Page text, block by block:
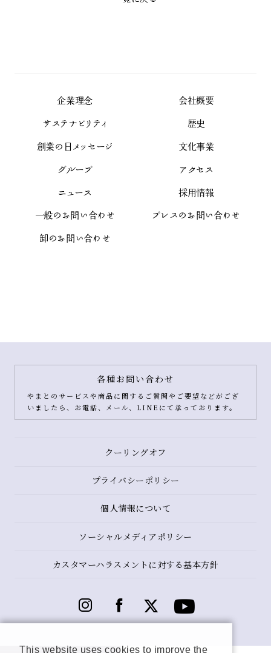
企業理念
会社概要
サステナビリティ
歴史
創業の日メッセージ
文化事業
グループ
アクセス
ニュース
採用情報
一般のお問い合わせ
プレスのお問い合わせ
卸のお問い合わせ
各種お問い合わせ
やまとのサービスや商品に関するご質問やご要望などがござ
いましたら、お電話、メール、LINEにて承っております。
クーリングオフ
プライバシーポリシー
個人情報について
ソーシャルメディアポリシー
カスタマーハラスメントに対する基本方針
This website uses cookies to improve the